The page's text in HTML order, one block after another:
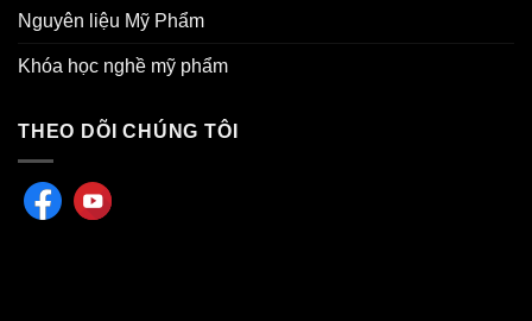
Nguyên liệu Mỹ Phẩm
Khóa học nghề mỹ phẩm
THEO DÕI CHÚNG TÔI